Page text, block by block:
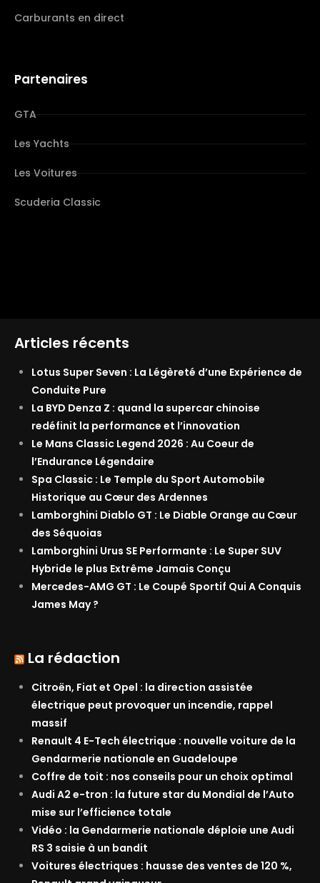
Carburants en direct
Partenaires
GTA
Les Yachts
Les Voitures
Scuderia Classic
Articles récents
Lotus Super Seven : La Légèreté d’une Expérience de
Conduite Pure
La BYD Denza Z : quand la supercar chinoise
redéfinit la performance et l’innovation
Le Mans Classic Legend 2026 : Au Coeur de
l’Endurance Légendaire
Spa Classic : Le Temple du Sport Automobile
Historique au Cœur des Ardennes
Lamborghini Diablo GT : Le Diable Orange au Cœur
des Séquoias
Lamborghini Urus SE Performante : Le Super SUV
Hybride le plus Extrême Jamais Conçu
Mercedes-AMG GT : Le Coupé Sportif Qui A Conquis
James May ?
La rédaction
Citroën, Fiat et Opel : la direction assistée
électrique peut provoquer un incendie, rappel
massif
Renault 4 E-Tech électrique : nouvelle voiture de la
Gendarmerie nationale en Guadeloupe
Coffre de toit : nos conseils pour un choix optimal
Audi A2 e-tron : la future star du Mondial de l’Auto
mise sur l’efficience totale
Vidéo : la Gendarmerie nationale déploie une Audi
RS 3 saisie à un bandit
Voitures électriques : hausse des ventes de 120 %,